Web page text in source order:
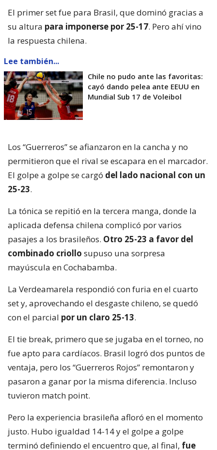
El primer set fue para Brasil, que dominó gracias a
su altura para imponerse por 25-17. Pero ahí vino
la respuesta chilena.
Lee también...
Chile no pudo ante las favoritas:
cayó dando pelea ante EEUU en
Mundial Sub 17 de Voleibol
Los “Guerreros” se afianzaron en la cancha y no
permitieron que el rival se escapara en el marcador.
El golpe a golpe se cargó del lado nacional con un
25-23.
La tónica se repitió en la tercera manga, donde la
aplicada defensa chilena complicó por varios
pasajes a los brasileños. Otro 25-23 a favor del
combinado criollo supuso una sorpresa
mayúscula en Cochabamba.
La Verdeamarela respondió con furia en el cuarto
set y, aprovechando el desgaste chileno, se quedó
con el parcial por un claro 25-13.
El tie break, primero que se jugaba en el torneo, no
fue apto para cardíacos. Brasil logró dos puntos de
ventaja, pero los “Guerreros Rojos” remontaron y
pasaron a ganar por la misma diferencia. Incluso
tuvieron match point.
Pero la experiencia brasileña afloró en el momento
justo. Hubo igualdad 14-14 y el golpe a golpe
terminó definiendo el encuentro que, al final, fue